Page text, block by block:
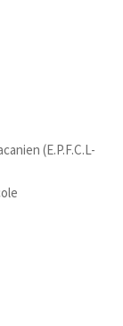
(E.P.F.C.L-